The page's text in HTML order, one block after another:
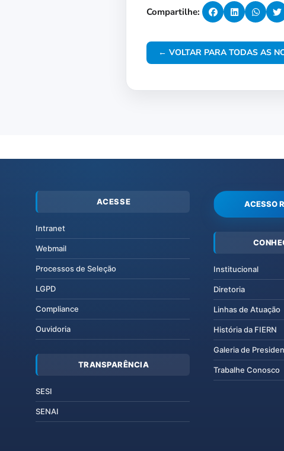
Compartilhe:
← VOLTAR PARA TODAS AS
ACESSE
Intranet
Webmail
Processos de Seleção
LGPD
Compliance
Ouvidoria
TRANSPARÊNCIA
SESI
SENAI
ACESSO
Institucional
Diretoria
Linhas de Atuação
História da FIERN
Galeria de
Trabalhe Conosco